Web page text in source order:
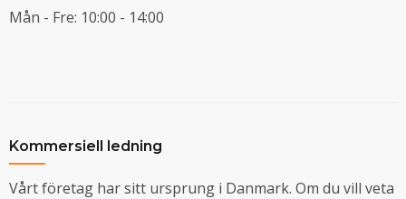
Mån - Fre: 10:00 - 14:00
Kommersiell ledning
Vårt företag har sitt ursprung i Danmark. Om du vill veta